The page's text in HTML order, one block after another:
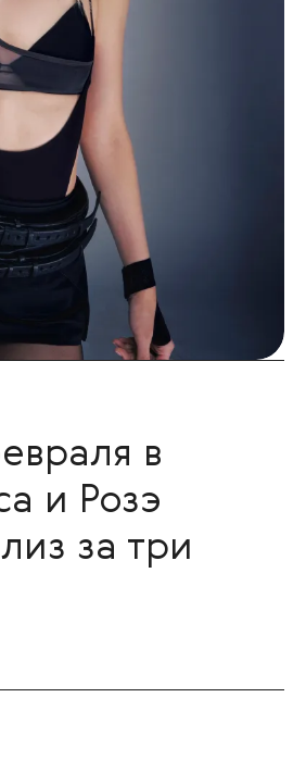
в
и Розэ
за три